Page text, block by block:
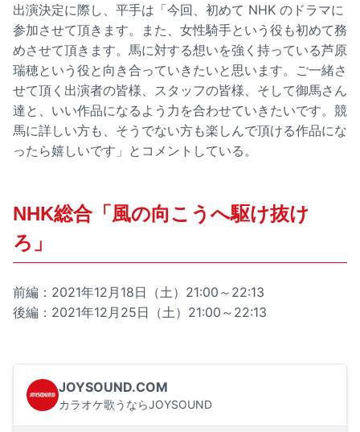
出演決定に際し、平手は「今回、初めて NHK のドラマに
参加させて頂きます。また、女性騎手という役も初めて務
めさせて頂きます。馬に対する想いを強く持っている芦原
瑞穂という役と向き合っていきたいと思います。ご一緒さ
せて頂く出演者の皆様、スタッフの皆様、そして御馬さん
達と、いい作品になるよう力を合わせていきたいです。競
馬に詳しい方も、そうでない方も楽しんで頂ける作品にな
ったら嬉しいです」とコメントしている。
NHK総合「風の向こうへ駆け抜け
ろ」
前編：2021年12月18日（土）21:00～22:13
後編：2021年12月25日（土）21:00～22:13
JOYSOUND.COM
カラオケ歌うならJOYSOUND